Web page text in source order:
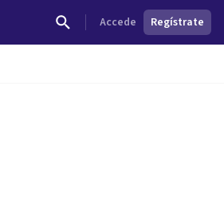
Accede Regístrate